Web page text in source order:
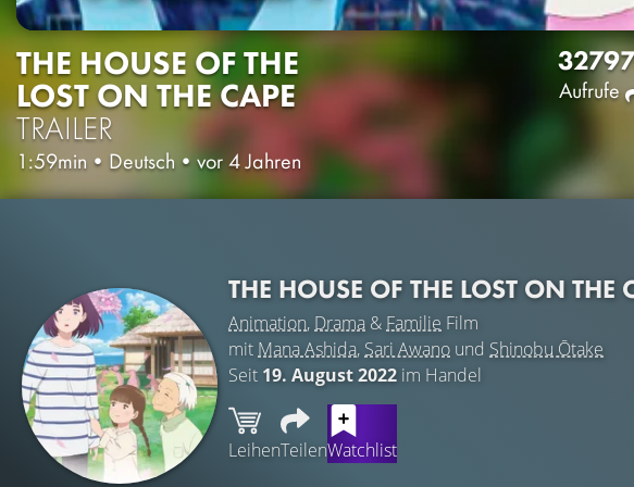
THE HOUSE OF THE
LOST ON THE CAPE
TRAILER
1:59min • Deutsch • vor 4 Jahren
3279
Aufrufe
THE HOUSE OF THE LOST ON THE
Animation, Drama & Familie Film
mit Mana Ashida, Sari Awano und Shinobu Ōtake
Seit 19. August 2022 im Handel
LeihenTeilenWatchlist